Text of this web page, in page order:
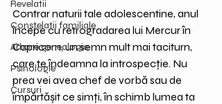
Revelatii
Constelatii familiale
Arbore genealogic
Psihologie
Cursuri
Contrar naturii tale adolescentine, anul
începe cu retrogradarea lui Mercur în
Capricorn, un semn mult mai taciturn,
care te îndeamna la introspecție. Nu
prea vei avea chef de vorbă sau de
împărtășit ce simți, în schimb lumea ta